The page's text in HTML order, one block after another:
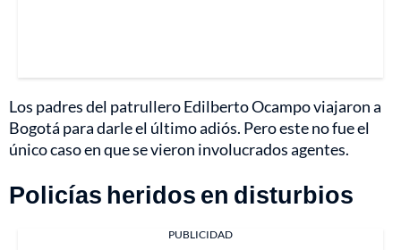
Los padres del patrullero Edilberto Ocampo viajaron a
Bogotá para darle el último adiós. Pero este no fue el
único caso en que se vieron involucrados agentes.
Policías heridos en disturbios
PUBLICIDAD